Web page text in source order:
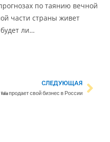
по таянию вечной
части страны живет
ли…
СЛЕДУЮЩАЯ
Valio продает свой бизнес в России